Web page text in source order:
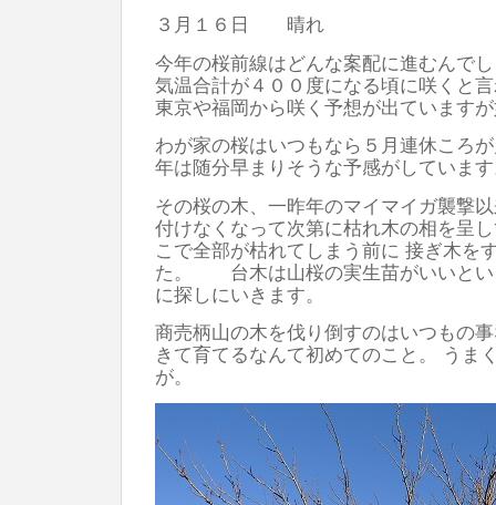
３月１６日 晴れ
今年の桜前線はどんな案配に進むんで
気温合計が４００度になる頃に咲くと
東京や福岡から咲く予想が出ています
わが家の桜はいつもなら５月連休ころ
年は随分早まりそうな予感がしていま
その桜の木、一昨年のマイマイガ襲撃
付けなくなって次第に枯れ木の相を
こで全部が枯れてしまう前に 接ぎ木を
た。 台木は山桜の実生苗がいいとい
に探しにいきます。
商売柄山の木を伐り倒すのはいつもの
きて育てるなんて初めてのこと。 うま
が。